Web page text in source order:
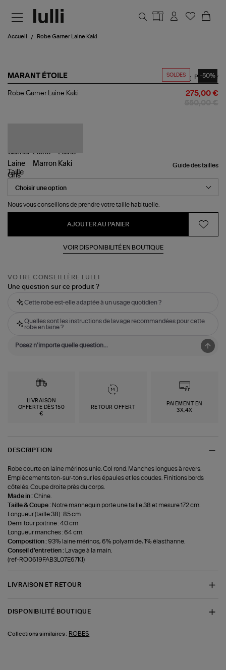
Accueil Robe Garner Laine Kaki
SOLDES -50%
MARANT ÉTOILE
Robe
Partager
Robe Garner Laine Kaki 275,00 €
Guide des tailles
Taille
Nous vous conseillons de prendre votre taille habituelle.
AJOUTER AU PANIER
VOIR DISPONIBILITÉ EN BOUTIQUE
VOTRE CONSEILLÈRE LULLI
Une question sur ce produit ?
Cette robe est-elle adaptée à un usage quotidien ?
Quelles sont les instructions de lavage recommandées pour cette
robe en laine ?
LIVRAISON
OFFERTE DÈS 150
€
RETOUR OFFERT
PAIEMENT EN
3X,4X
DESCRIPTION
Robe courte en laine mérinos unie. Col rond. Manches longues à revers.
Empiècements ton-sur-ton sur les épaules et les coudes. Finitions bords
côtelés. Coupe droite près du corps.
Made in :Chine.
Taille & Coupe : Notre mannequin porte une taille 38 et mesure 172 cm.
Longueur (taille 38) : 85 cm
Demi tour poitrine : 40 cm
Longueur manches : 64 cm.
Composition : 93% laine mérinos, 6% polyamide, 1% élasthanne.
Conseil d'entretien :
Lavage à la main.
(ref-RO0619FAB3L07E67KI)
LIVRAISON ET RETOUR
DISPONIBILITÉ BOUTIQUE
Collections similaires : ROBES